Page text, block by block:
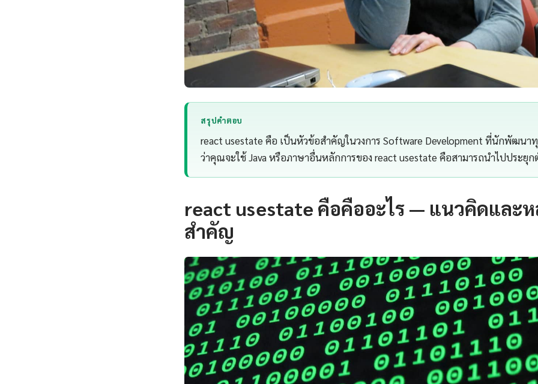
สรุปคำตอบ
react usestate คือ เป็นหัวข้อสำคัญในวงการ Software Development ที่นักพัฒนาทุ
ว่าคุณจะใช้ Java หรือภาษาอื่นหลักการของ react usestate คือสามารถนำไปประยุ
react usestate คือคืออะไร — แนวคิดและ
สำคัญ